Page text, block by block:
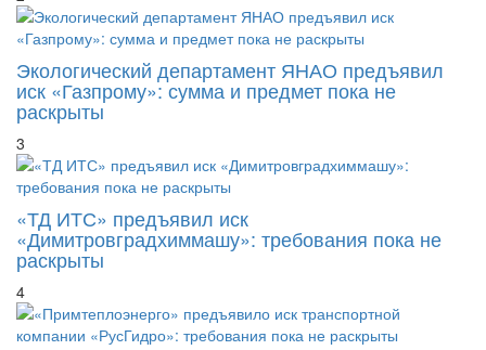
Экологический департамент ЯНАО предъявил
иск «Газпрому»: сумма и предмет пока не
раскрыты
3
«ТД ИТС» предъявил иск
«Димитровградхиммашу»: требования пока не
раскрыты
4